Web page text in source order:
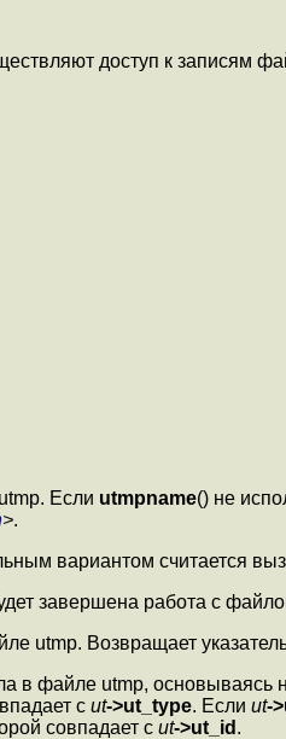
доступ к записям
Если utmpname() не
>.
вариантом считается
завершена работа с
utmp. Возвращает
в файле utmp, основываясь
с ut->ut_type. Если ut-
совпадает с ut->ut_id .